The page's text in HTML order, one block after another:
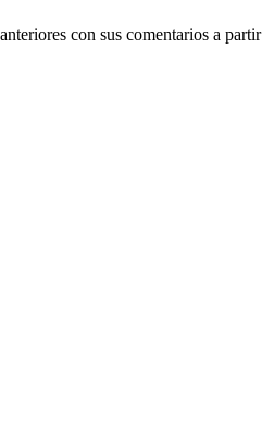
con sus comentarios a partir